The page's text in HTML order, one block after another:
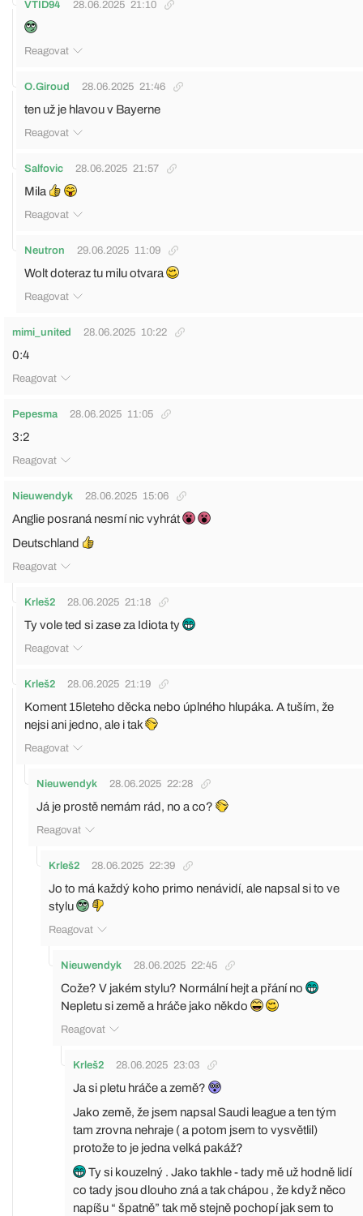
VTID94 28.06.2025 21:10
Reagovat
O.Giroud 28.06.2025 21:46
ten už je hlavou v Bayerne
Reagovat
Salfovic 28.06.2025 21:57
Mila
Reagovat
Neutron 29.06.2025 11:09
Wolt doteraz tu milu otvara
Reagovat
mimi_united 28.06.2025 10:22
0:4
Reagovat
Pepesma 28.06.2025 11:05
3:2
Reagovat
Nieuwendyk 28.06.2025 15:06
Anglie posraná nesmí nic vyhrát
Deutschland
Reagovat
Krleš2 28.06.2025 21:18
Ty vole ted si zase za Idiota ty
Reagovat
Krleš2 28.06.2025 21:19
Koment 15leteho děcka nebo úplného hlupáka. A tuším, že
nejsi ani jedno, ale i tak
Reagovat
Nieuwendyk 28.06.2025 22:28
Já je prostě nemám rád, no a co?
Reagovat
Krleš2 28.06.2025 22:39
Jo to má každý koho primo nenávidí, ale napsal si to ve
stylu
Reagovat
Nieuwendyk 28.06.2025 22:45
Cože? V jakém stylu? Normální hejt a přání no
Nepletu si země a hráče jako někdo
Reagovat
Krleš2 28.06.2025 23:03
Ja si pletu hráče a země?
Jako země, že jsem napsal Saudi league a ten tým
tam zrovna nehraje ( a potom jsem to vysvětlil)
protože to je jedna velká pakáž?
Ty si kouzelný . Jako takhle - tady mě už hodně lidí
co tady jsou dlouho zná a tak chápou , že když něco
napíšu “ špatně” tak mě stejně pochopí jak sem to